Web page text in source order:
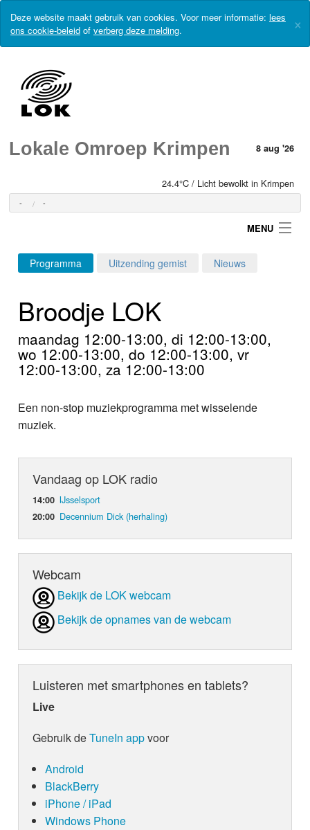
Deze website maakt gebruik van cookies. Voor meer informatie: lees
ons cookie-beleid of verberg deze melding. ×
Lokale Omroep Krimpen 8 aug '26
24.4°C / Licht bewolkt in Krimpen
- -
MENU
Login
Home
Programma's
Nieuws
Foto's
Webcam
Info
Programma Uitzending gemist Nieuws
Broodje LOK
maandag 12:00-13:00, di 12:00-13:00,
wo 12:00-13:00, do 12:00-13:00, vr
12:00-13:00, za 12:00-13:00
Een non-stop muziekprogramma met wisselende
muziek.
Vandaag op LOK radio
14:00 IJsselsport
20:00 Decennium Dick (herhaling)
Webcam
Bekijk de LOK webcam
Bekijk de opnames van de webcam
Luisteren met smartphones en tablets?
Live
Gebruik deTuneIn appvoor
Android
BlackBerry
iPhone / iPad
Windows Phone